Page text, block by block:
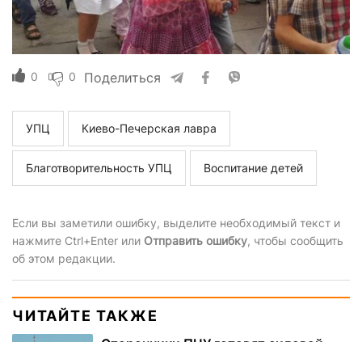
0 0 Поделиться
УПЦ Киево-Печерская лавра
Благотворительность УПЦ Воспитание детей
Если вы заметили ошибку, выделите необходимый текст и
нажмите Ctrl+Enter или Отправить ошибку, чтобы сообщить
об этом редакции.
ЧИТАЙТЕ ТАКЖЕ